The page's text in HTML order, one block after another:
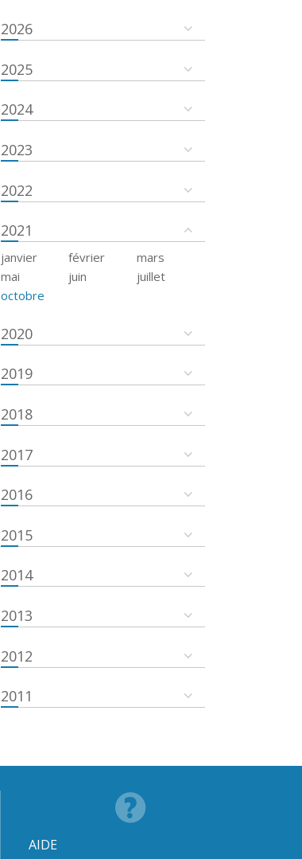
2026
2025
2024
2023
2022
2021
janvier février
mars
mai
juin
juillet
octobre
2020
2019
2018
2017
2016
2015
2014
2013
2012
2011
AIDE